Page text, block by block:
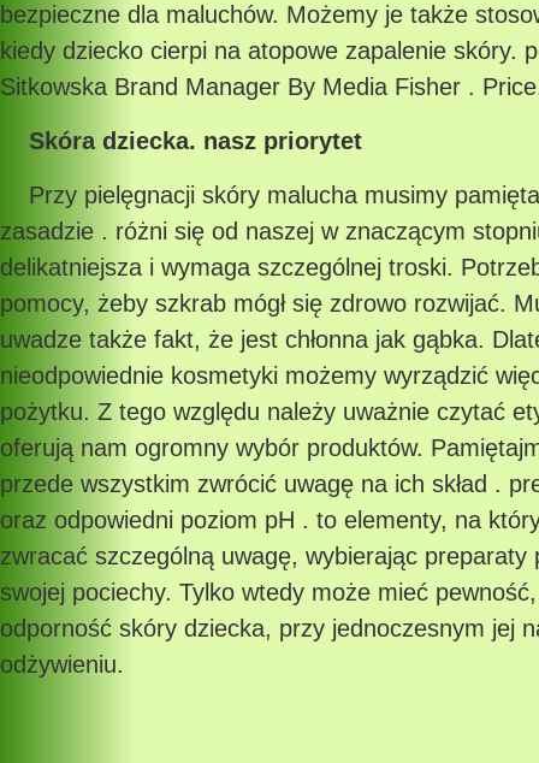
bezpieczne dla maluchów. Możemy je także
kiedy dziecko cierpi na atopowe zapalenie skóry.
Sitkowska Brand Manager By Media Fisher .
Skóra dziecka. nasz priorytet
Przy pielęgnacji skóry malucha musimy
zasadzie . różni się od naszej w znaczącym
delikatniejsza i wymaga szczególnej troski.
pomocy, żeby szkrab mógł się zdrowo rozwijać.
uwadze także fakt, że jest chłonna jak gąbka.
nieodpowiednie kosmetyki możemy wyrządzić
pożytku. Z tego względu należy uważnie czytać
oferują nam ogromny wybór produktów.
przede wszystkim zwrócić uwagę na ich skład .
oraz odpowiedni poziom pH . to elementy, na
zwracać szczególną uwagę, wybierając preparaty
swojej pociechy. Tylko wtedy może mieć
odporność skóry dziecka, przy jednoczesnym jej
odżywieniu.